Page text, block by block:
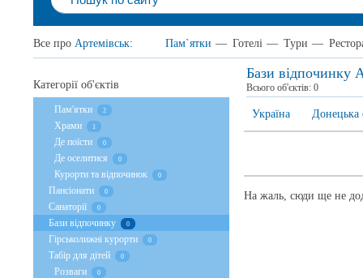
Все про Артемівськ: Пам`ятки — Готелі — Тури —
Бази відпочинку
Всього об'єктів: 0
Україна Донецька
На жаль, сюди ще не
Категорії об'єктів
Пам'ятки 2
Храми 1
Де поїсти 0
Де оселитися 0
Курорти та відпочинок 0
Пансіонати 0
Санаторії 0
Бази відпочинку 0
Гірськолижні курорти 0
Табір для дітей 0
Розваги 0